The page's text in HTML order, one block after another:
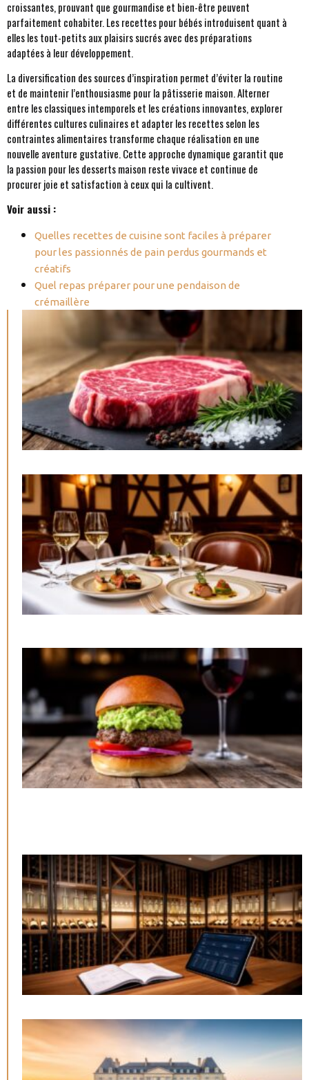
croissantes, prouvant que gourmandise et bien-être peuvent
parfaitement cohabiter. Les recettes pour bébés introduisent quant à
elles les tout-petits aux plaisirs sucrés avec des préparations
adaptées à leur développement.
La diversification des sources d’inspiration permet d’éviter la routine
et de maintenir l’enthousiasme pour la pâtisserie maison. Alterner
entre les classiques intemporels et les créations innovantes, explorer
différentes cultures culinaires et adapter les recettes selon les
contraintes alimentaires transforme chaque réalisation en une
nouvelle aventure gustative. Cette approche dynamique garantit que
la passion pour les desserts maison reste vivace et continue de
procurer joie et satisfaction à ceux qui la cultivent.
Voir aussi :
Quelles recettes de cuisine sont faciles à préparer
pour les passionnés de pain perdus gourmands et
créatifs
Quel repas préparer pour une pendaison de
crémaillère